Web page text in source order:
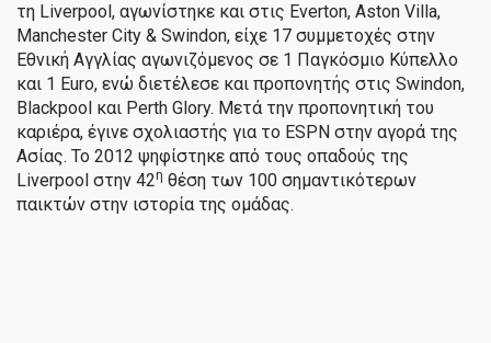
τη Liverpool, αγωνίστηκε και στις Everton, Aston Villa,
Manchester City & Swindon, είχε 17 συμμετοχές στην
Εθνική Αγγλίας αγωνιζόμενος σε 1 Παγκόσμιο Κύπελλο
και 1 Euro, ενώ διετέλεσε και προπονητής στις Swindon,
Blackpool και Perth Glory. Μετά την προπονητική του
καριέρα, έγινε σχολιαστής για το ESPN στην αγορά της
Ασίας. Το 2012 ψηφίστηκε από τους οπαδούς της
Liverpool στην 42η θέση των 100 σημαντικότερων
παικτών στην ιστορία της ομάδας.